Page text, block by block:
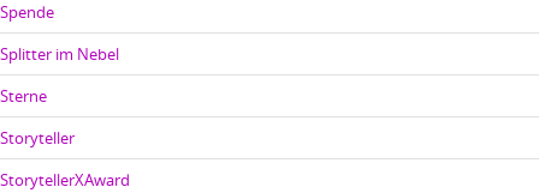
Spende
Splitter im Nebel
Sterne
Storyteller
StorytellerXAward